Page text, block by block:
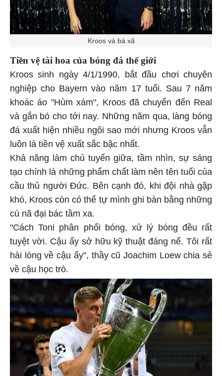
Kroos và bà xã
Tiền vệ tài hoa của bóng đá thế giới
Kroos sinh ngày 4/1/1990, bắt đầu chơi chuyên
nghiệp cho Bayern vào năm 17 tuổi. Sau 7 năm
khoác áo "Hùm xám", Kroos đã chuyển đến Real
và gắn bó cho tới nay. Những năm qua, làng bóng
đá xuất hiện nhiều ngôi sao mới nhưng Kroos vẫn
luôn là tiền vệ xuất sắc bậc nhất.
Khả năng làm chủ tuyến giữa, tầm nhìn, sự sáng
tạo chính là những phẩm chất làm nên tên tuổi của
cầu thủ người Đức. Bên cạnh đó, khi đội nhà gặp
khó, Kroos còn có thể tự mình ghi bàn bằng những
cú nã đại bác tầm xa.
"Cách Toni phân phối bóng, xử lý bóng đều rất
tuyệt vời. Cậu ấy sở hữu kỹ thuật đáng nể. Tôi rất
hài lòng về cậu ấy", thầy cũ Joachim Loew chia sẻ
về cậu học trò.